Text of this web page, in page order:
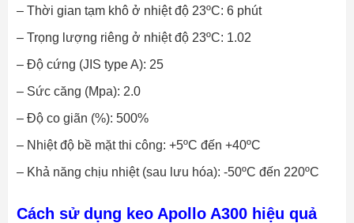
– Thời gian tạm khô ở nhiệt độ 23ºC: 6 phút
– Trọng lượng riêng ở nhiệt độ 23ºC: 1.02
– Độ cứng (JIS type A): 25
– Sức căng (Mpa): 2.0
– Độ co giãn (%): 500%
– Nhiệt độ bề mặt thi công: +5ºC đến +40ºC
– Khả năng chịu nhiệt (sau lưu hóa): -50ºC đến 220ºC
Cách sử dụng keo Apollo A300 hiệu quả